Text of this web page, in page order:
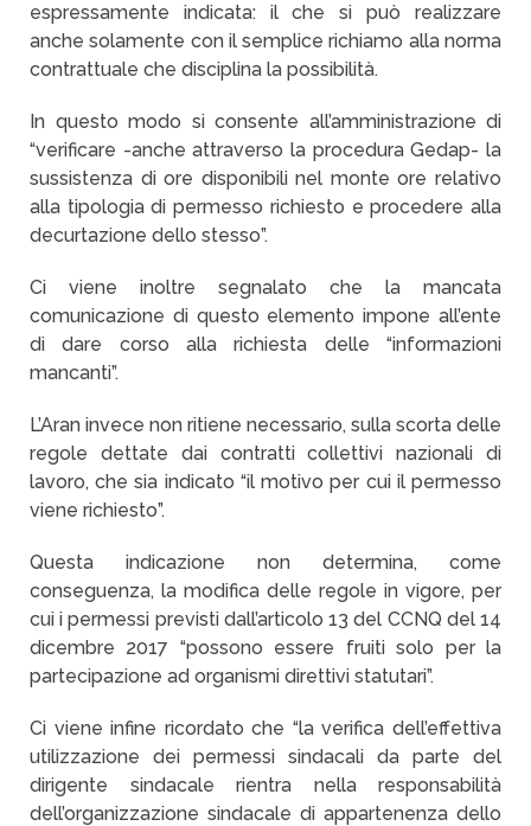
espressamente indicata: il che si può realizzare
anche solamente con il semplice richiamo alla norma
contrattuale che disciplina la possibilità.
In questo modo si consente all’amministrazione di
“verificare -anche attraverso la procedura Gedap- la
sussistenza di ore disponibili nel monte ore relativo
alla tipologia di permesso richiesto e procedere alla
decurtazione dello stesso”.
Ci viene inoltre segnalato che la mancata
comunicazione di questo elemento impone all’ente
di dare corso alla richiesta delle “informazioni
mancanti”.
L’Aran invece non ritiene necessario, sulla scorta delle
regole dettate dai contratti collettivi nazionali di
lavoro, che sia indicato “il motivo per cui il permesso
viene richiesto”.
Questa indicazione non determina, come
conseguenza, la modifica delle regole in vigore, per
cui i permessi previsti dall’articolo 13 del CCNQ del 14
dicembre 2017 “possono essere fruiti solo per la
partecipazione ad organismi direttivi statutari”.
Ci viene infine ricordato che “la verifica dell’effettiva
utilizzazione dei permessi sindacali da parte del
dirigente sindacale rientra nella responsabilità
dell’organizzazione sindacale di appartenenza dello